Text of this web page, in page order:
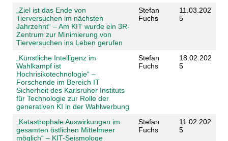
„Ziel ist das Ende von
Tierversuchen im nächsten
Jahrzehnt“ – Am KIT wurde ein 3R-
Zentrum zur Minimierung von
Tierversuchen ins Leben gerufen
Stefan
Fuchs
11.03.202
5
„Künstliche Intelligenz im
Wahlkampf ist
Hochrisikotechnologie“ –
Forschende im Bereich IT
Sicherheit des Karlsruher Instituts
für Technologie zur Rolle der
generativen KI in der Wahlwerbung
Stefan
Fuchs
18.02.202
5
„Katastrophale Auswirkungen im
gesamten östlichen Mittelmeer
möglich“ – KIT-Seismologe
Stefan
Fuchs
11.02.202
5